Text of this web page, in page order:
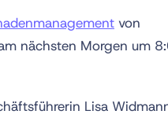
von
nächsten Morgen um
Lisa